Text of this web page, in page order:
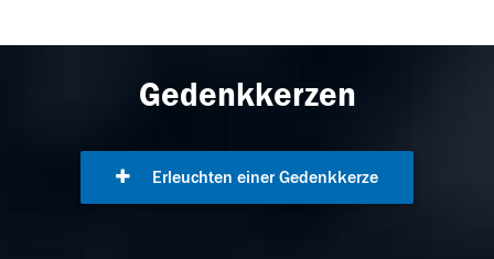
Gedenkkerzen
Erleuchten einer Gedenkkerze